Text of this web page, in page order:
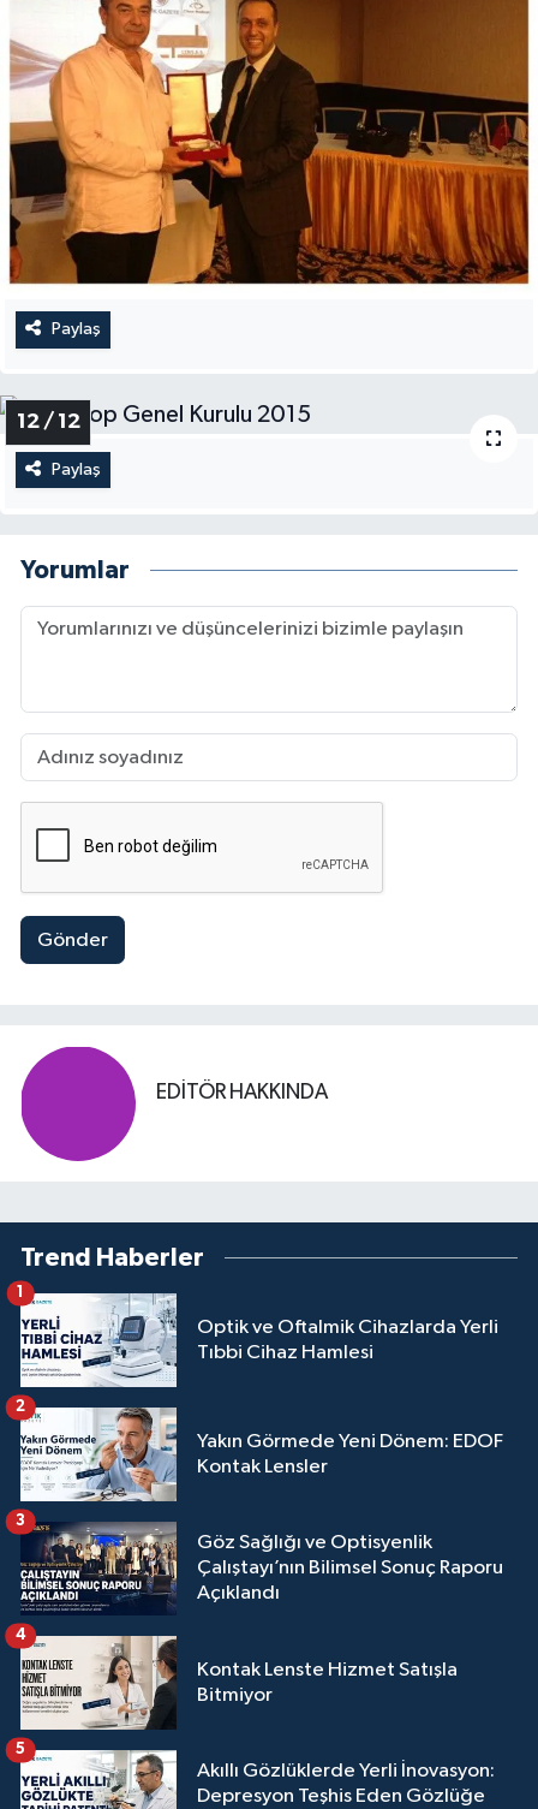
Paylaş
12 / 12
Paylaş
Yorumlar
Gönder
EDITÖR HAKKINDA
Trend Haberler
Optik ve Oftalmik Cihazlarda Yerli
Tıbbi Cihaz Hamlesi
1
Yakın Görmede Yeni Dönem: EDOF
Kontak Lensler
2
Göz Sağlığı ve Optisyenlik
Çalıştayı’nın Bilimsel Sonuç Raporu
Açıklandı
3
Kontak Lenste Hizmet Satışla
Bitmiyor
4
Akıllı Gözlüklerde Yerli İnovasyon:
Depresyon Teşhis Eden Gözlüğe
5